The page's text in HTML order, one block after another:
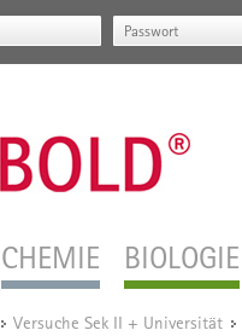
CHEMIE BIOLOGIE
/ Versuche Sek II + Universität /